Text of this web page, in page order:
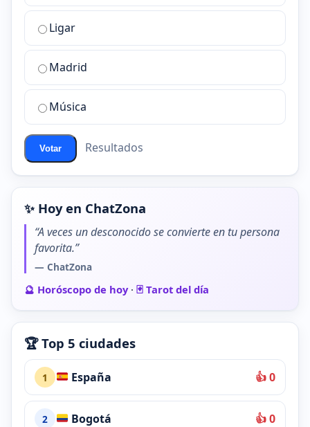
la
mejor
sala
chat
ChatZona?
Ligar
Madrid
Música
Votar Resultados
✨ Hoy en ChatZona
“A veces un desconocido se convierte en tu persona
favorita.”
— ChatZona
🔮 Horóscopo de hoy· 🃏 Tarot del día
🏆 Top 5 ciudades
1 España 👍 0
2 Bogotá 👍 0